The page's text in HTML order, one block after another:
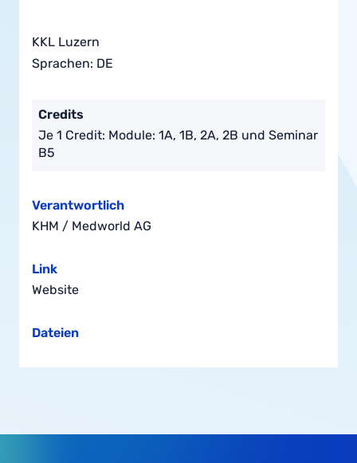
KKL Luzern
Sprachen: DE
Credits
Je 1 Credit: Module: 1A, 1B, 2A, 2B und Seminar
B5
Verantwortlich
KHM / Medworld AG
Link
Website
Dateien